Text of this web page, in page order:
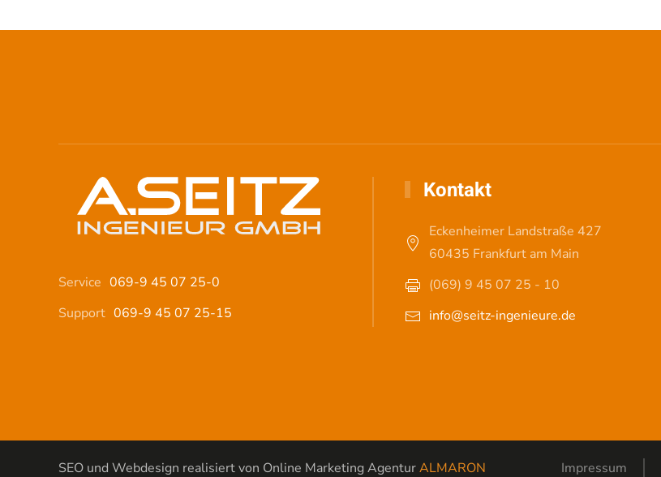
Service 069-9 45 07 25-0
Support 069-9 45 07 25-15
Kontakt
Eckenheimer Landstraße 427
60435 Frankfurt am Main
(069) 9 45 07 25 - 10
info@seitz-ingenieure.de
SEO und Webdesign realisiert von Online Marketing AgenturALMARON Impressum